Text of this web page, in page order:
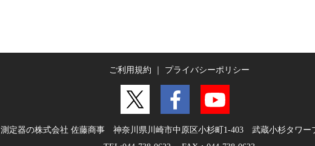
ご利用規約 プライバシーポリシー
測定器の株式会社 佐藤商事 神奈川県川崎市中原区小杉町1-403 武蔵小杉タワー